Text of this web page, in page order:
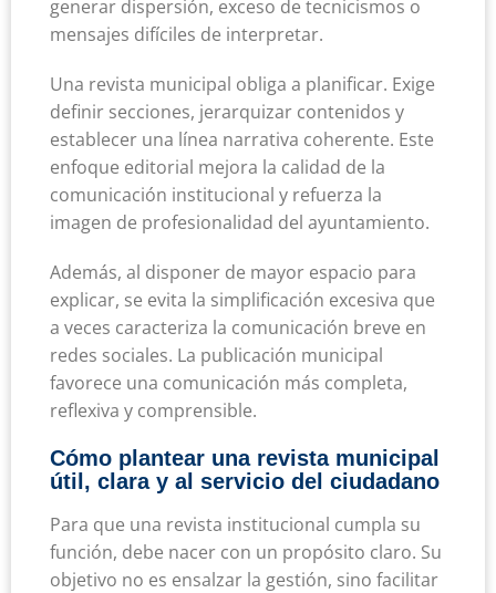
generar dispersión, exceso de tecnicismos o
mensajes difíciles de interpretar.
Una revista municipal obliga a planificar. Exige
definir secciones, jerarquizar contenidos y
establecer una línea narrativa coherente. Este
enfoque editorial mejora la calidad de la
comunicación institucional y refuerza la
imagen de profesionalidad del ayuntamiento.
Además, al disponer de mayor espacio para
explicar, se evita la simplificación excesiva que
a veces caracteriza la comunicación breve en
redes sociales. La publicación municipal
favorece una comunicación más completa,
reflexiva y comprensible.
Cómo plantear una revista municipal
útil, clara y al servicio del ciudadano
Para que una revista institucional cumpla su
función, debe nacer con un propósito claro. Su
objetivo no es ensalzar la gestión, sino facilitar